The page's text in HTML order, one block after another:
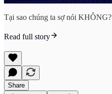
Tại sao chúng ta sợ nói KHÔNG?
Read full story
Share